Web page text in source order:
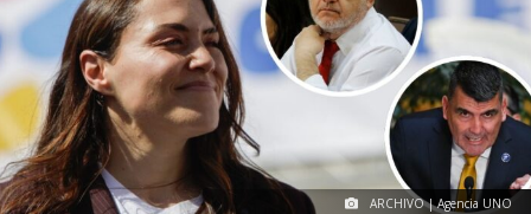
ARCHIVO | Agencia UNO